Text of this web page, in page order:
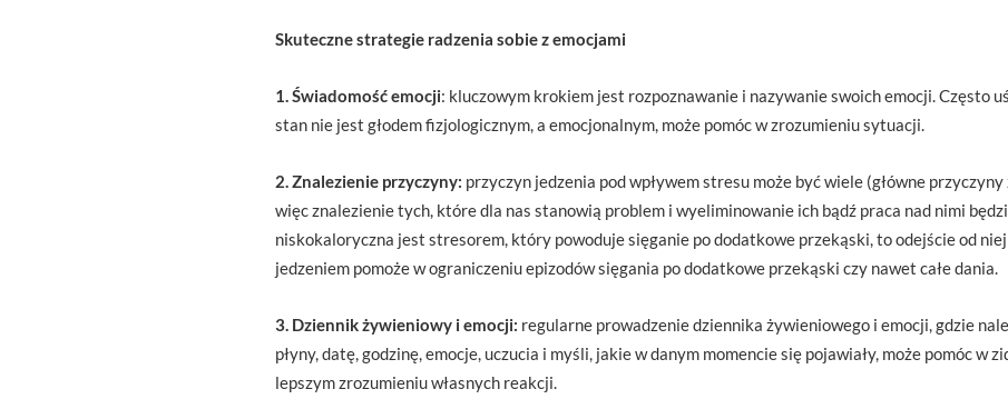
Skuteczne strategie radzenia sobie z emocjami
1. Świadomość emocji: kluczowym krokiem jest rozpoznawanie i nazywanie swoich emocji. Często
stan nie jest głodem fizjologicznym, a emocjonalnym, może pomóc w zrozumieniu sytuacji.
2. Znalezienie przyczyny: przyczyn jedzenia pod wpływem stresu może być wiele (główne
więc znalezienie tych, które dla nas stanowią problem i wyeliminowanie ich bądź praca nad nimi
niskokaloryczna jest stresorem, który powoduje sięganie po dodatkowe przekąski, to odejście od
jedzeniem pomoże w ograniczeniu epizodów sięgania po dodatkowe przekąski czy nawet całe dania.
3. Dziennik żywieniowy i emocji: regularne prowadzenie dziennika żywieniowego i emocji, gdzie
płyny, datę, godzinę, emocje, uczucia i myśli, jakie w danym momencie się pojawiały, może pomóc w
lepszym zrozumieniu własnych reakcji.